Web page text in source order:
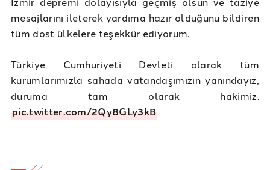
mesajlarını ileterek yardıma hazır olduğunu bildiren
tüm dost ülkelere teşekkür ediyorum.
Türkiye Cumhuriyeti Devleti olarak tüm
kurumlarımızla sahada vatandaşımızın yanındayız,
duruma tam olarak hakimiz.
pic.twitter.com/2Qy8GLy3kB